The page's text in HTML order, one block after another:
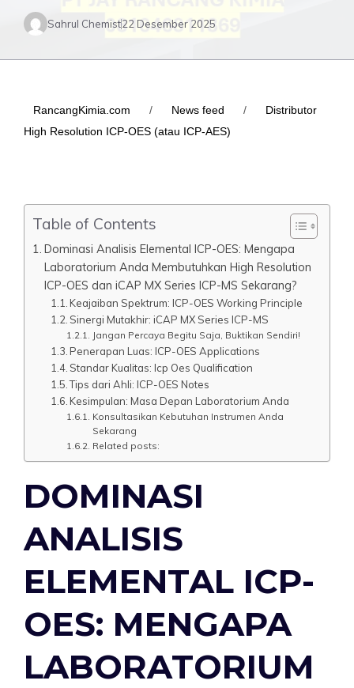
Sahrul Chemist22 Desember 2025
RancangKimia.com / News feed /
Distributor
High Resolution ICP-OES (atau ICP-AES)
Table of Contents
Dominasi Analisis Elemental ICP-OES: Mengapa
Laboratorium Anda Membutuhkan High Resolution
ICP-OES dan iCAP MX Series ICP-MS Sekarang?
Keajaiban Spektrum: ICP-OES Working Principle
Sinergi Mutakhir: iCAP MX Series ICP-MS
Jangan Percaya Begitu Saja, Buktikan Sendiri!
Penerapan Luas: ICP-OES Applications
Standar Kualitas: Icp Oes Qualification
Tips dari Ahli: ICP-OES Notes
Kesimpulan: Masa Depan Laboratorium Anda
Konsultasikan Kebutuhan Instrumen Anda
Sekarang
Related posts:
DOMINASI
ANALISIS
ELEMENTAL ICP-
OES: MENGAPA
LABORATORIUM